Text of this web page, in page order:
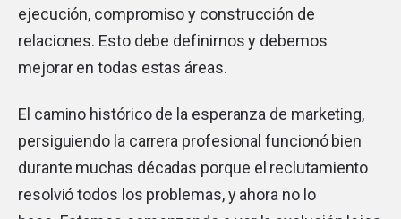
ejecución, compromiso y construcción de
relaciones. Esto debe definirnos y debemos
mejorar en todas estas áreas.
El camino histórico de la esperanza de marketing,
persiguiendo la carrera profesional funcionó bien
durante muchas décadas porque el reclutamiento
resolvió todos los problemas, y ahora no lo